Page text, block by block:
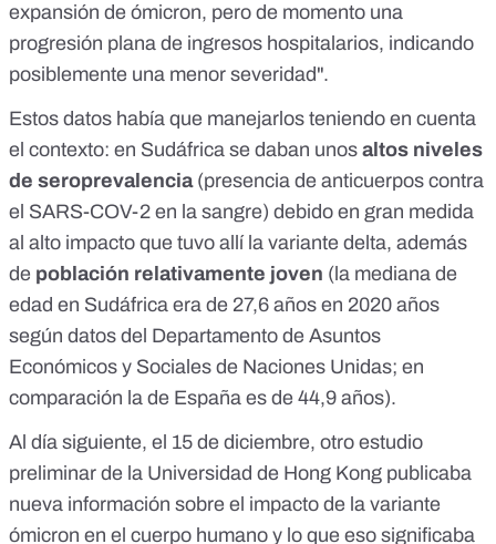
expansión de ómicron, pero de momento una
progresión plana de ingresos hospitalarios, indicando
posiblemente una menor severidad".
Estos datos había que manejarlos teniendo en cuenta
el contexto: en Sudáfrica se daban unos altos niveles
de seroprevalencia(presencia de anticuerpos contra
el SARS-COV-2 en la sangre) debido en gran medida
al alto impacto que tuvo allí la variante delta, además
de población relativamente joven ( la mediana de
edad en Sudáfrica era de 27,6 años en 2020 años
según datos del Departamento de Asuntos
Económicos y Sociales de Naciones Unidas; en
comparación la de España es de 44,9 años).
Al día siguiente, el 15 de diciembre, otro estudio
preliminar de la Universidad de Hong Kong publicaba
nueva información sobre el impacto de la variante
ómicron en el cuerpo humano y lo que eso significaba